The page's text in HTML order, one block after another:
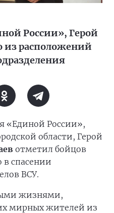
России», Герой
из расположений
«Единой России»,
области, Герой
отметил бойцов
в спасении
ВСУ.
жизнями,
мирных жителей из